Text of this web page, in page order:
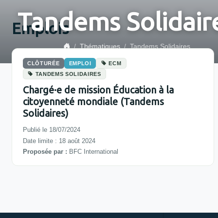
Tandems
Thématiques Tandems Solidaires
Emplois
CLÔTURÉE EMPLOI
ECM
TANDEMS SOLIDAIRES
Chargé·e de mission Éducation à la
citoyenneté mondiale (Tandems
Solidaires)
Publié le 18/07/2024
Date limite : 18 août 2024
Proposée par : BFC International